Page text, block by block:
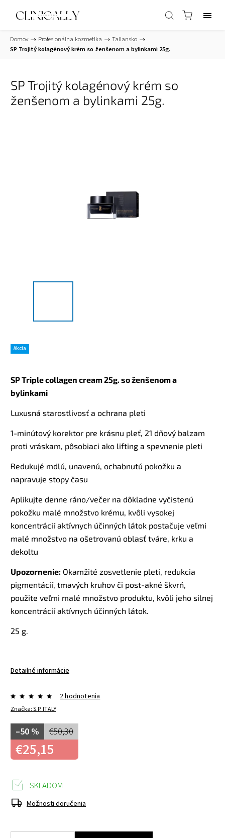
Domov / Profesionálna kozmetika / Taliansko /
SP Trojitý kolagénový krém so ženšenom a bylinkami 25g.
SP Trojitý kolagénový krém so
ženšenom a bylinkami 25g.
Akcia
SP Triple collagen cream 25g. so ženšenom a
bylinkami
Luxusná starostlivosť a ochrana pleti
1-minútový korektor pre krásnu pleť, 21 dňový balzam
proti vráskam, pôsobiaci ako lifting a spevnenie pleti
Redukujé mdlú, unavenú, ochabnutú pokožku a
napravuje stopy času
Aplikujte denne ráno/večer na dôkladne vyčistenú
pokožku malé množstvo krému, kvôli vysokej
koncentrácií aktívnych účinných látok postačuje veľmi
malé množstvo na ošetrovanú oblasť tváre, krku a
dekoltu
Upozornenie: Okamžité zosvetlenie pleti, redukcia
pigmentácií, tmavých kruhov či post-akné škvrń,
použite veľmi malé množstvo produktu, kvôli jeho silnej
koncentrácií aktívnych účinných látok.
25 g.
Detailné informácie
Značka:S.P. ITALY
2 hodnotenia
€50,30
–50 %
€25,15
SKLADOM
Možnosti doručenia